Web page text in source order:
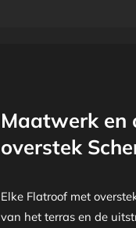
Maatwerk en
overstek
Elke Flatroof met
van het terras en de